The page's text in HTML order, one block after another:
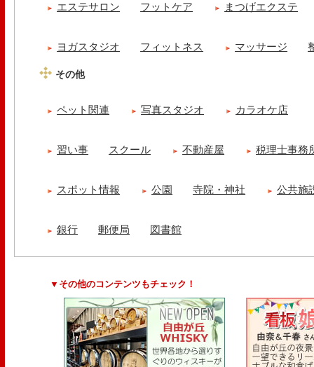
エステサロン フットケア まつげエクステ
ヨガスタジオ フィットネス マッサージ
その他
ペット関連 写真スタジオ カラオケ店
習い事 スクール 不動産屋 税理士事務
スポット情報 公園 寺院・神社 公共施
銀行 郵便局 図書館
▼その他のコンテンツもチェック！